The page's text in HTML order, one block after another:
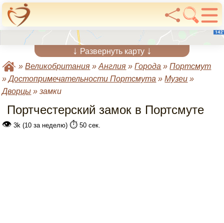
↓ Развернуть карту ↓
»Великобритания »Англия »Города »Портсмут
»Достопримечательности Портсмута »Музеи »
Дворцы »замки
Портчестерский замок в Портсмуте
👁 3k (10 за неделю) ⏱️ 50 сек.